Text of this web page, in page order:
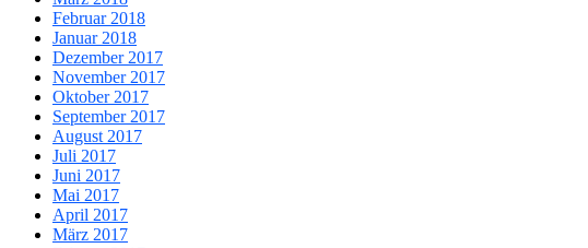
Februar 2018
Januar 2018
Dezember 2017
November 2017
Oktober 2017
September 2017
August 2017
Juli 2017
Juni 2017
Mai 2017
April 2017
März 2017